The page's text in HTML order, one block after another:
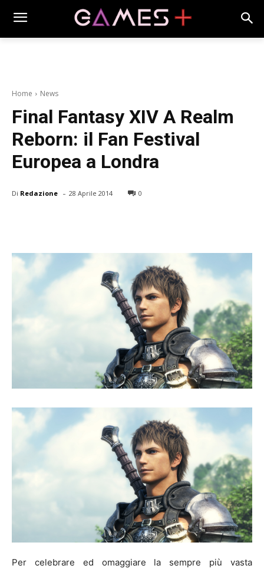
Home News
Final Fantasy XIV A Realm
Reborn: il Fan Festival
Europea a Londra
Di Redazione - 28 Aprile 2014 0
Per celebrare ed omaggiare la sempre più vasta